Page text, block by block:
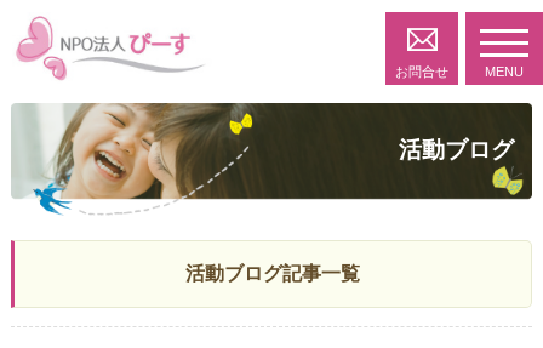
お問合せ MENU
活動ブログ
活動ブログ記事一覧